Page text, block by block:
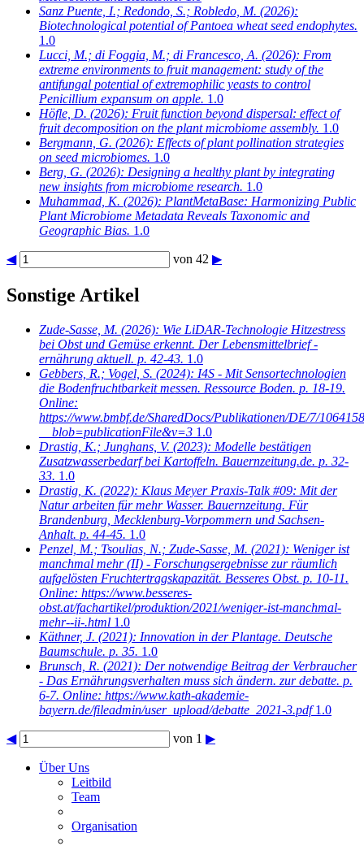
Sanz Puente, I.; Redondo, S.; Robledo, M. (2026):
Biotechnological potential of Pantoea wheat seed endophytes.
1.0
Lucci, M.; di Foggia, M.; di Francesco, A. (2026): From
extreme environments to fruit management: study of the
antifungal potential of extremophilic yeasts to control
Penicillium expansum on apple. 1.0
Höfle, D. (2026): Fruit function beyond dispersal: effect of
fruit decomposition on the plant microbiome assembly. 1.0
Bergmann, G. (2026): Effects of plant pollination strategies
on seed microbiomes. 1.0
Berg, G. (2026): Designing a healthy plant by integrating
new insights from microbiome research. 1.0
Muhammad, K. (2026): PlantMetaBase: Harmonizing Public
Plant Microbiome Metadata Reveals Taxonomic and
Geographic Bias. 1.0
◀ von 42 ▶
Sonstige Artikel
Zude-Sasse, M. (2026): Wie LiDAR-Technologie Hitzestress
bei Obst und Gemüse erkennt. Der Lebensmittelbrief -
ernährung aktuell. p. 42-43. 1.0
Gebbers, R.; Vogel, S. (2024): I4S - Mit Sensortechnologien
die Bodenfruchtbarkeit messen. Ressource Boden. p. 18-19.
Online:
https://www.bmbf.de/SharedDocs/Publikationen/DE/7/
__blob=publicationFile&v=3 1.0
Drastig, K.; Junghans, V. (2023): Modelle bestätigen
Zusatzwasserbedarf bei Kartoffeln. Bauernzeitung.de. p. 32-
33. 1.0
Drastig, K. (2022): Klaus Meyer Praxis-Talk #09: Mit der
Natur arbeiten für mehr Wasser. Bauernzeitung. Für
Brandenburg, Mecklenburg-Vorpommern und Sachsen-
Anhalt. p. 44-45. 1.0
Penzel, M.; Tsoulias, N.; Zude-Sasse, M. (2021): Weniger ist
manchmal mehr (II) - Forschungsergebnisse zur räumlich
aufgelösten Fruchtertragskapazität. Besseres Obst. p. 10-11.
Online: https://www.besseres-
obst.at/fachartikel/produktion/2021/weniger-ist-manchmal-
mehr--ii-.html 1.0
Käthner, J. (2021): Innovation in der Plantage. Deutsche
Baumschule. p. 35. 1.0
Brunsch, R. (2021): Der notwendige Beitrag der Verbraucher
- Das Ernährungsverhalten muss sich ändern. zur debatte. p.
6-7. Online: https://www.kath-akademie-
bayern.de/fileadmin/user_upload/debatte_2021-3.pdf 1.0
◀ von 1 ▶
Über Uns
Leitbild
Team
Organisation